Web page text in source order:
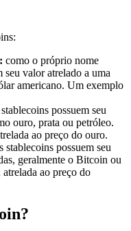
como o próprio nome
seu valor atrelado a uma
americano. Um exemplo
stablecoins possuem seu
ouro, prata ou petróleo.
ao preço do ouro.
stablecoins possuem seu
geralmente o Bitcoin ou
ao preço do